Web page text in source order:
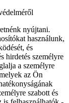
nyújtani.
használunk,
és
hirdetés személyre
a személyre
az Ön
szabott és